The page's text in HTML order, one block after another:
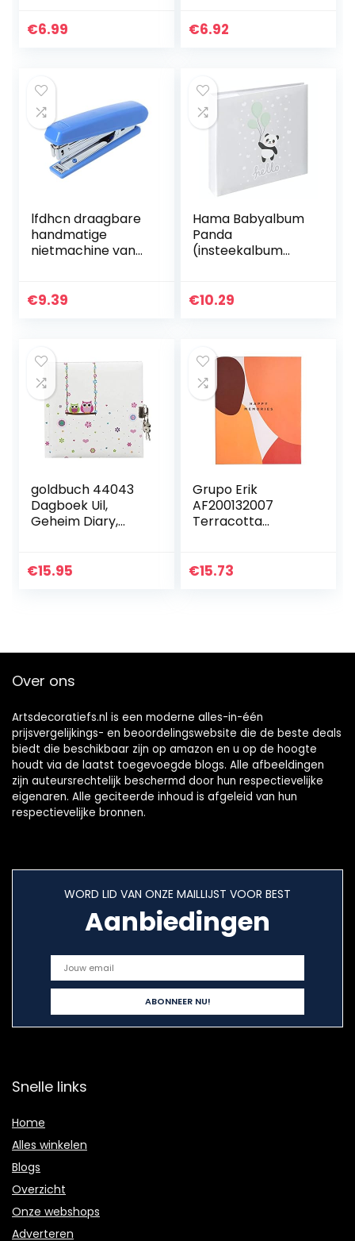
€6.99
student hand boek
decoratie stickers
inclusief
eenhoorns,
sterren, bloemen,
vlinders en meer
€6.92
lfdhcn draagbare
handmatige
nietmachine van
Desktop School
€9.39
Hama Babyalbum
Panda
(insteekalbum
cm,
€10.29
goldbuch 44043
Dagboek Uil,
Geheim Diary,
x 16,5 cm, slot met
€15.95
Grupo Erik
AF200132007
Terracotta
insteekvakken
€15.73
Over ons
Artsdecoratiefs.nl is een moderne alles-in-één
prijsvergelijkings- en beoordelingswebsite die de beste deals
biedt die beschikbaar zijn op amazon en u op de hoogte
houdt via de laatst toegevoegde blogs. Alle afbeeldingen
zijn auteursrechtelijk beschermd door hun respectievelijke
eigenaren. Alle geciteerde inhoud is afgeleid van hun
respectievelijke bronnen.
WORD LID VAN ONZE MAILLIJST VOOR BEST
Aanbiedingen
Snelle links
Home
Alles winkelen
Blogs
Overzicht
Onze webshops
Adverteren